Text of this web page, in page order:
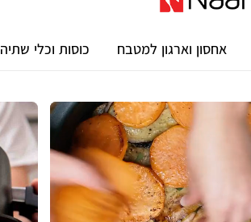
אחסון וארגון למטבח כוסות וכלי שתיה